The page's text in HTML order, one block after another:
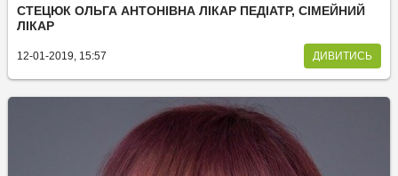
СТЕЦЮК ОЛЬГА АНТОНІВНА ЛІКАР ПЕДІАТР, СІМЕЙНИЙ
ЛІКАР
12-01-2019, 15:57 ДИВИТИСЬ